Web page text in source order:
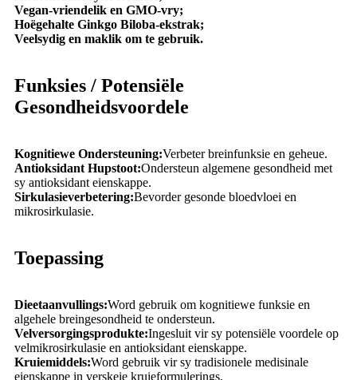
Vegan-vriendelik en GMO-vry;
Hoëgehalte Ginkgo Biloba-ekstrak;
Veelsydig en maklik om te gebruik.
Funksies / Potensiële
Gesondheidsvoordele
Kognitiewe Ondersteuning:Verbeter breinfunksie en geheue.
Antioksidant Hupstoot:Ondersteun algemene gesondheid met
sy antioksidant eienskappe.
Sirkulasieverbetering:Bevorder gesonde bloedvloei en
mikrosirkulasie.
Toepassing
Dieetaanvullings:Word gebruik om kognitiewe funksie en
algehele breingesondheid te ondersteun.
Velversorgingsprodukte:Ingesluit vir sy potensiële voordele op
velmikrosirkulasie en antioksidant eienskappe.
Kruiemiddels:Word gebruik vir sy tradisionele medisinale
eienskappe in verskeie kruieformulerings.